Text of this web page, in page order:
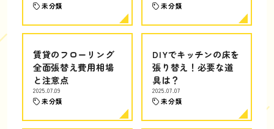
未分類 未分類
賃貸のフローリング
全面張替え費用相場
と注意点
2025.07.09
未分類
DIYでキッチンの床を
張り替え！必要な道
具は？
2025.07.07
未分類